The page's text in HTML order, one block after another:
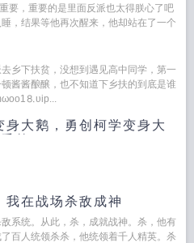
要，重要的是里面反派也太得朕心了吧
，结果等他再次醒来，他却站在了一个
乡下扶贫，没想到遇见高中同学，第一
酱酱酿醸，也不知道下乡扶的到底是谁
身大鹅，勇创柯学变身大
我在战场杀敌成神
系统。从此，杀，成就战神。杀，他有
百人统领杀杀，他统领着千人精英。杀